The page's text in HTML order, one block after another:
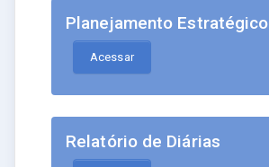
Planejamento Estratégico
Acessar
Relatório de Diárias